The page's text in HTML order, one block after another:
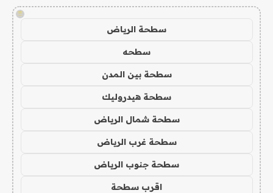
!
سطحة الرياض
سطحه
سطحة بين المدن
سطحة هيدروليك
سطحة شمال الرياض
سطحة غرب الرياض
سطحة جنوب الرياض
اقرب سطحة